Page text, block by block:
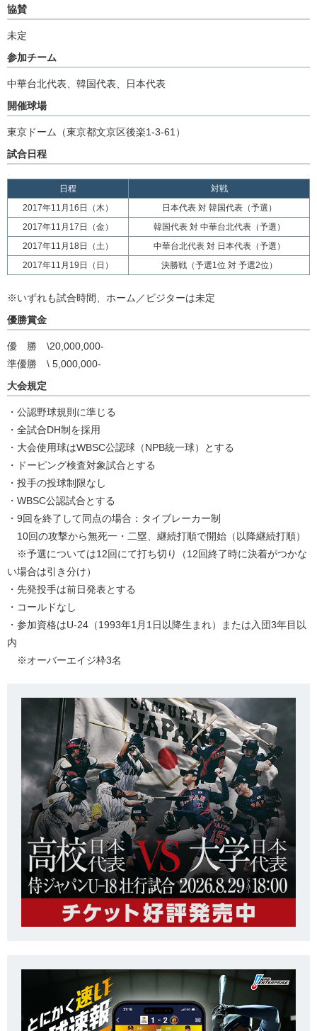
協賛
未定
参加チーム
中華台北代表、韓国代表、日本代表
開催球場
東京ドーム（東京都文京区後楽1-3-61）
試合日程
日程
対戦
2017年11月16日（木）
日本代表 対 韓国代表（予選）
2017年11月17日（金）
韓国代表 対 中華台北代表（予選）
2017年11月18日（土）
中華台北代表 対 日本代表（予選）
2017年11月19日（日）
決勝戦（予選1位 対 予選2位）
※いずれも試合時間、ホーム／ビジターは未定
優勝賞金
優 勝 \20,000,000-
準優勝 \ 5,000,000-
大会規定
・公認野球規則に準じる
・全試合DH制を採用
・大会使用球はWBSC公認球（NPB統一球）とする
・ドーピング検査対象試合とする
・投手の投球制限なし
・WBSC公認試合とする
・9回を終了して同点の場合：タイブレーカー制
10回の攻撃から無死一・二塁、継続打順で開始（以降継続打順）
※予選については12回にて打ち切り（12回終了時に決着がつかな
い場合は引き分け）
・先発投手は前日発表とする
・コールドなし
・参加資格はU-24（1993年1月1日以降生まれ）または入団3年目以
内
※オーバーエイジ枠3名